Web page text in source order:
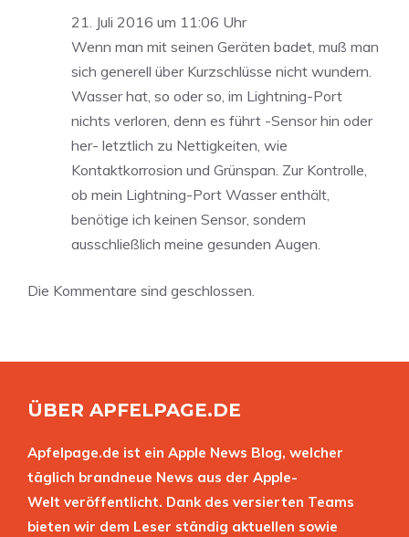
21. Juli 2016 um 11:06 Uhr
Wenn man mit seinen Geräten badet, muß man
sich generell über Kurzschlüsse nicht wundern.
Wasser hat, so oder so, im Lightning-Port
nichts verloren, denn es führt -Sensor hin oder
her- letztlich zu Nettigkeiten, wie
Kontaktkorrosion und Grünspan. Zur Kontrolle,
ob mein Lightning-Port Wasser enthält,
benötige ich keinen Sensor, sondern
ausschließlich meine gesunden Augen.
Die Kommentare sind geschlossen.
ÜBER APFELPAGE.DE
Apfelpage.de ist ein Apple News Blog, welcher
täglich brandneue News aus der Apple-
Welt veröffentlicht. Dank des versierten Teams
bieten wir dem Leser ständig aktuellen sowie